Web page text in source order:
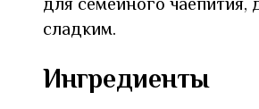
сладким.
Ингредиенты